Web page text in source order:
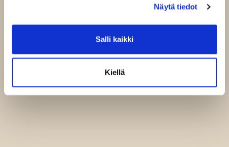
Näytä tiedot
Salli kaikki
Kiellä